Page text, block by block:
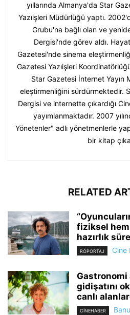
yıllarında Almanya'da Star
Yazıişleri Müdürlüğü yaptı.
Grubu'na bağlı olan ve
Dergisi'nde görev aldı.
Gazetesi'nde sinema
Gazetesi Yazıişleri
Star Gazetesi İnternet Yayın
eleştirmenliğini sürdürmektedir.
Dergisi ve internette çıkardığı
yayımlanmaktadır. 2007
Yönetenler" adlı yönetmenlerle
bir kitap
RELATED
fiziksel
hazırlık
RÖPORTAJ Cine
Gastronomi
gidişatını
canlı
CINEHABER